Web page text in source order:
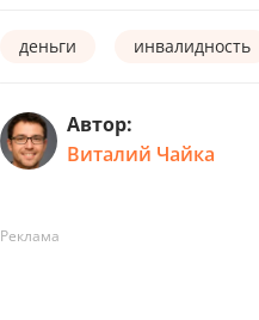
деньги инвалидность
Автор:
Виталий Чайка
Реклама